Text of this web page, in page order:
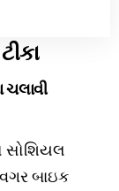
ચલાવી
સોશિયલ
બાઇક